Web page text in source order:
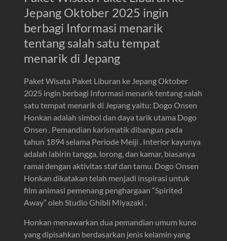
Jepang Oktober 2025 ingin
berbagi Informasi menarik
tentang salah satu tempat
menarik di Jepang
Paket Wisata Paket Liburan ke Jepang Oktober
2025 ingin berbagi Informasi menarik tentang salah
satu tempat menarik di Jepang yaitu: Dogo Onsen
Honkan adalah simbol dan daya tarik utama Dogo
Onsen . Pemandian karismatik dibangun pada
tahun 1894 selama Periode Meiji . Interior kayunya
adalah labirin tangga, lorong, dan kamar, biasanya
ramai dengan aktivitas staf dan tamu. Dogo Onsen
Honkan dikatakan telah menjadi inspirasi untuk
film animasi pemenang penghargaan “Spirited
Away” oleh Studio Ghibli Miyazaki .
Honkan menawarkan dua pemandian umum kuno
yang dipisahkan berdasarkan jenis kelamin yang